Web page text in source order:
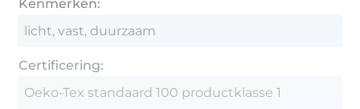
Kenmerken:
licht, vast, duurzaam
Certificering:
Oeko-Tex standaard 100 productklasse 1